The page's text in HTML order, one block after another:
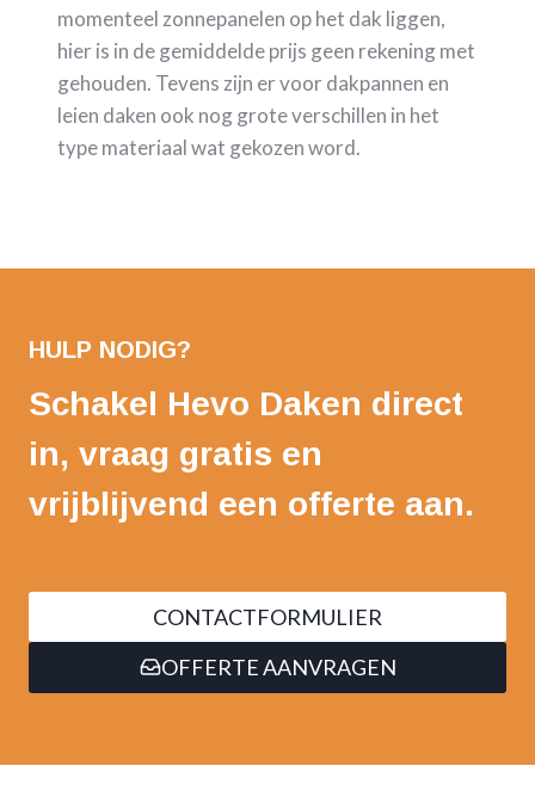
momenteel zonnepanelen op het dak liggen,
hier is in de gemiddelde prijs geen rekening met
gehouden. Tevens zijn er voor dakpannen en
leien daken ook nog grote verschillen in het
type materiaal wat gekozen word.
HULP NODIG?
Schakel Hevo Daken direct
in, vraag gratis en
vrijblijvend een offerte aan.
CONTACTFORMULIER
OFFERTE AANVRAGEN